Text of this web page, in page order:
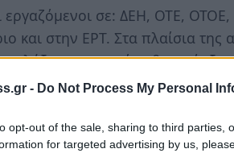
- Do Not Process My Personal
opt-out of the sale, sharing to third parties,
for targeted advertising by us,
σε: ΔΕΗ, ΟΤΕ,
και στην ΕΡΤ. Στα πλαίσια της
λήξη του ωραρίου θα υπάρξει
της ΠΟΕ-ΟΤΑ.
από τις 10 το πρωί έως
στο υπουργείο Υγείας.